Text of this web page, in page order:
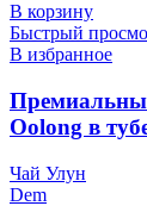
В корзину
Быстрый
В избранное
Oolong в
Чай Улун
Dem